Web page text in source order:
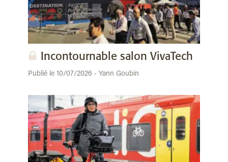
Incontournable salon VivaTech
Publié le 10/07/2026 - Yann Goubin